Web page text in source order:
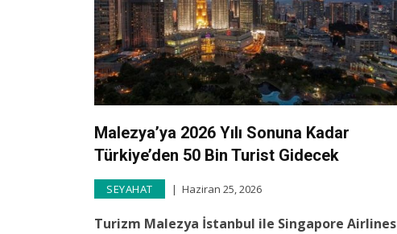
Malezya’ya 2026 Yılı Sonuna Kadar
Türkiye’den 50 Bin Turist Gidecek
SEYAHAT Haziran 25, 2026
Turizm Malezya İstanbul ile Singapore Airlines